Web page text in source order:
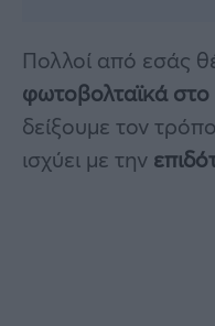
Πολλοί από εσάς
φωτοβολταϊκά στο
δείξουμε τον
ισχύει με την